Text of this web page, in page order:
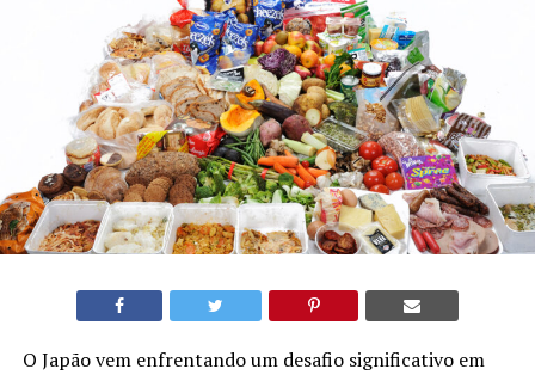
O Japão vem enfrentando um desafio significativo em